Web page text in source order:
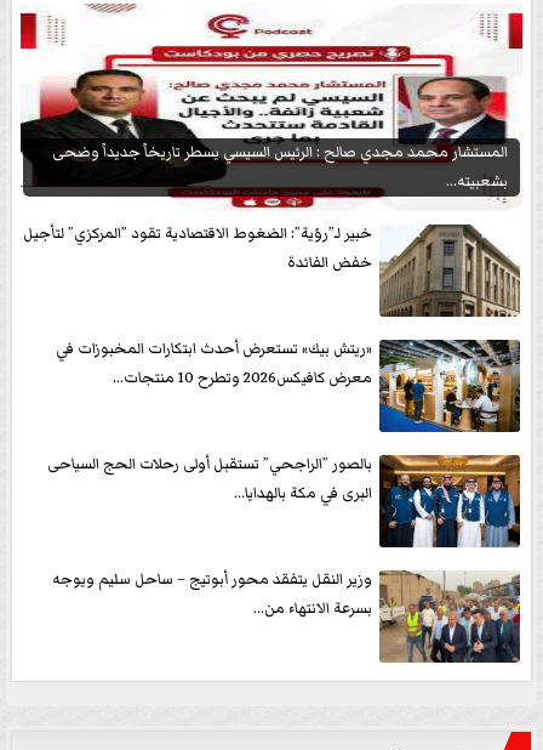
المستشار محمد مجدي صالح : الرئيس السيسي يسطر تاريخاً جديداً وضحى
بشعبيته...
خبير لـ”رؤية”: الضغوط الاقتصادية تقود ”المركزي” لتأجيل
خفض الفائدة
«ريتش بيك» تستعرض أحدث ابتكارات المخبوزات في
معرض كافيكس2026 وتطرح 10 منتجات...
بالصور ”الراجحي” تستقبل أولى رحلات الحج السياحى
البرى في مكة بالهدايا...
وزير النقل يتفقد محور أبوتيج – ساحل سليم ويوجه
بسرعة الانتهاء من...